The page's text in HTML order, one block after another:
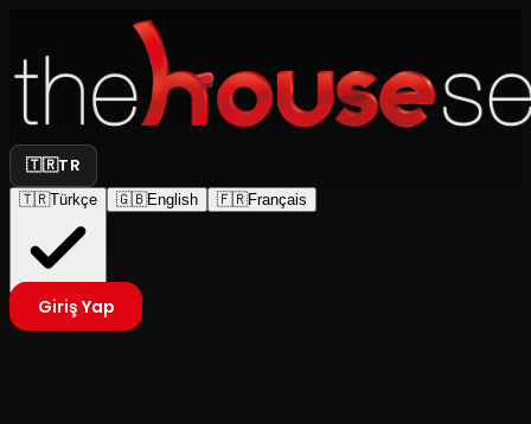
🇹🇷TR
🇹🇷Türkçe 🇬🇧English 🇫🇷Français
Giriş Yap